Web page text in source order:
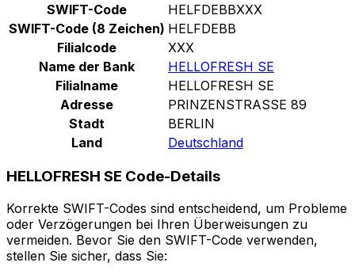
SWIFT-Code
HELFDEBBXXX
SWIFT-Code (8 Zeichen) HELFDEBB
Filialcode
XXX
Name der Bank
HELLOFRESH SE
Filialname
HELLOFRESH SE
Adresse
PRINZENSTRASSE 89
Stadt
BERLIN
Land
Deutschland
HELLOFRESH SE Code-Details
Korrekte SWIFT-Codes sind entscheidend, um Probleme
oder Verzögerungen bei Ihren Überweisungen zu
vermeiden. Bevor Sie den SWIFT-Code verwenden,
stellen Sie sicher, dass Sie: